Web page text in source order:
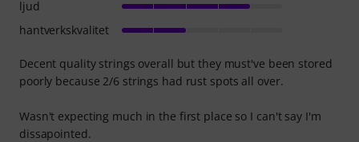
Decent quality strings overall but they must've been stored
poorly because 2/6 strings had rust spots all over.
Wasn't expecting much in the first place so I can't say I'm
dissapointed.
ljud
hantverkskvalitet